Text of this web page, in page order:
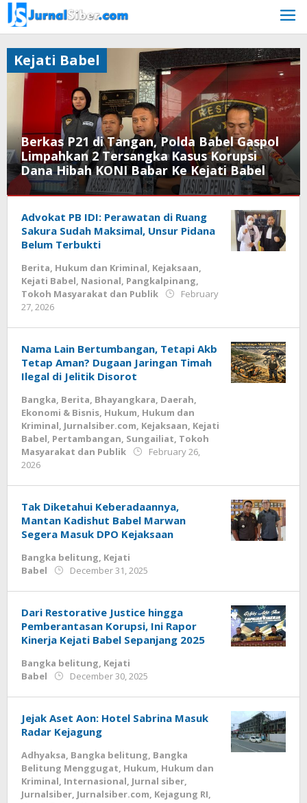
Skip
to
content
Berkas P21 di Tangan, Polda Babel Gaspol
Limpahkan 2 Tersangka Kasus Korupsi
Dana Hibah KONI Babar Ke Kejati Babel
Barat,
Bangka
belitung,
Hukum,
Kejaksaan,
Kejati
Babel,
dan
Publik
July
Budiyanto
Kejati Babel
Advokat PB IDI: Perawatan di Ruang
Sakura Sudah Maksimal, Unsur Pidana
Belum Terbukti
Berita, Hukum dan Kriminal, Kejaksaan,
Kejati Babel, Nasional, Pangkalpinang,
Tokoh Masyarakat dan Publik
February
27, 2026
Nama Lain Bertumbangan, Tetapi Akb
Tetap Aman? Dugaan Jaringan Timah
Ilegal di Jelitik Disorot
Bangka, Berita, Bhayangkara, Daerah,
Ekonomi & Bisnis, Hukum, Hukum dan
Kriminal, Jurnalsiber.com, Kejaksaan, Kejati
Babel, Pertambangan, Sungailiat, Tokoh
Masyarakat dan Publik
February 26,
2026
Tak Diketahui Keberadaannya,
Mantan Kadishut Babel Marwan
Segera Masuk DPO Kejaksaan
Bangka belitung, Kejati
Babel
December 31, 2025
prakasa
Dari Restorative Justice hingga
Pemberantasan Korupsi, Ini Rapor
Kinerja Kejati Babel Sepanjang 2025
Bangka belitung, Kejati
Babel
December 30, 2025
prakasa
Jejak Aset Aon: Hotel Sabrina Masuk
Radar Kejagung
Adhyaksa, Bangka belitung, Bangka
Belitung Menggugat, Hukum, Hukum dan
Kriminal, Internasional, Jurnal siber,
Jurnalsiber, Jurnalsiber.com, Kejagung RI,